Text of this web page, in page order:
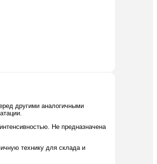
другими аналогичными
Не предназначена
технику для склада и